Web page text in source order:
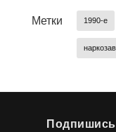
Метки 1990-е